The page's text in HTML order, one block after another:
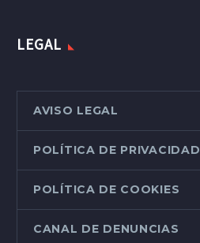
LEGAL
AVISO LEGAL
POLÍTICA DE PRIVACIDAD
POLÍTICA DE COOKIES
CANAL DE DENUNCIAS